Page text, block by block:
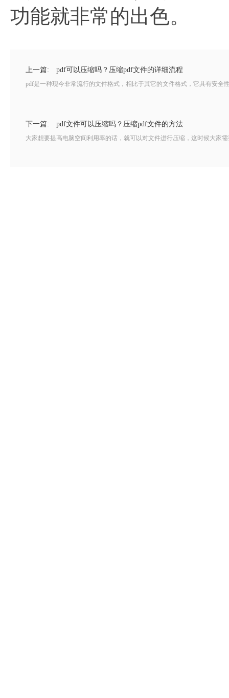
功能就非常的出色。
上一篇: pdf可以压缩吗？压缩pdf文件的详细流程
pdf是一种现今非常流行的文件格式，相比于其它的文件格式，它具有安
下一篇: pdf文件可以压缩吗？压缩pdf文件的方法
大家想要提高电脑空间利用率的话，就可以对文件进行压缩，这时候大家